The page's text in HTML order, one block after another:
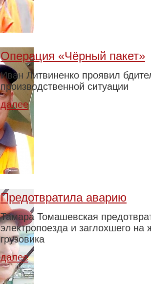
Операция «Чёрный пакет»
Иван Литвиненко проявил
производственной ситуации
далее
Предотвратила аварию
Тамара Томашевская
электропоезда и заглохшего
грузовика
далее